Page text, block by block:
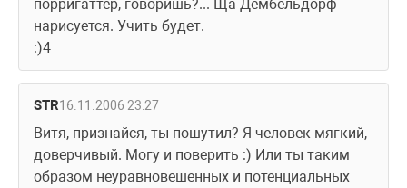
порригаттер, говоришь?... Ща Дембельдорф
нарисуется. Учить будет.
:)4
STR16.11.2006 23:27
Витя, признайся, ты пошутил? Я человек мягкий,
доверчивый. Могу и поверить :) Или ты таким
образом неуравновешенных и потенциальных